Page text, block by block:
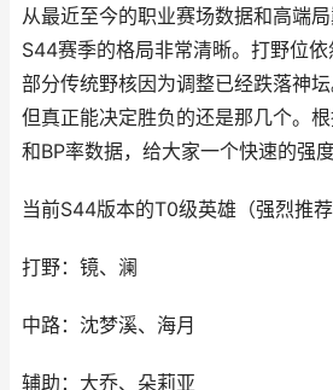
从最近至今的职业赛场数据和高端局
S44赛季的格局非常清晰。打野位
部分传统野核因为调整已经跌落神坛
但真正能决定胜负的还是那几个。
和BP率数据，给大家一个快速的强度
当前S44版本的T0级英雄（强烈推荐
打野：镜、澜
中路：沈梦溪、海月
辅助：大乔、朵莉亚